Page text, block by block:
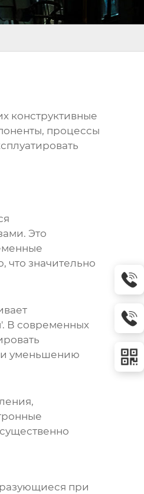
конструктивные
процессы
Это
что значительно
В современных
и уменьшению
при